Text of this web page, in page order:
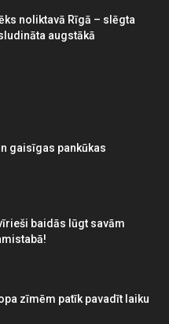
noliktavā Rīgā – slēgta
augstākā
gaisīgas pankūkas
baidās lūgt savām
zīmēm patīk pavadīt laiku